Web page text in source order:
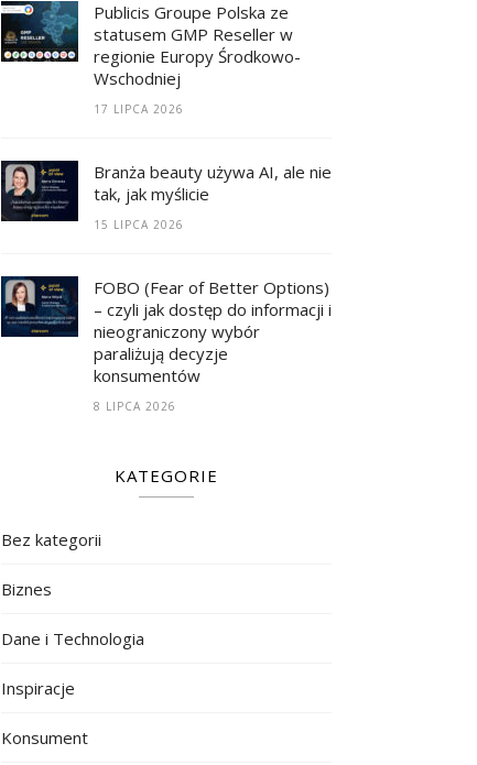
Publicis Groupe Polska ze
statusem GMP Reseller w
regionie Europy Środkowo-
Wschodniej
17 LIPCA 2026
Branża beauty używa AI, ale nie
tak, jak myślicie
15 LIPCA 2026
FOBO (Fear of Better Options)
– czyli jak dostęp do informacji i
nieograniczony wybór
paraliżują decyzje
konsumentów
8 LIPCA 2026
KATEGORIE
Bez kategorii
Biznes
Dane i Technologia
Inspiracje
Konsument